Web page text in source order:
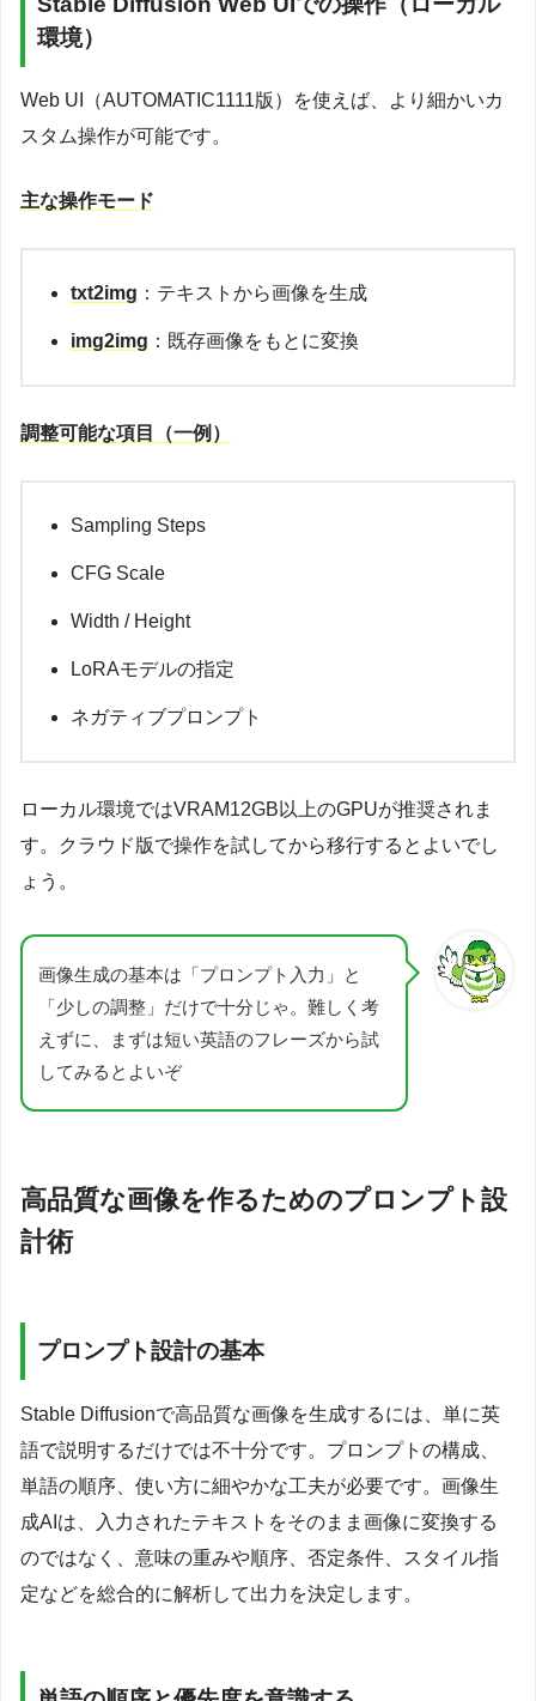
環境）
Web UI（AUTOMATIC1111版）を使えば、より細かいカ
スタム操作が可能です。
主な操作モード
txt2img ：テキストから画像を生成
img2img ：既存画像をもとに変換
調整可能な項目（一例）
Sampling Steps
CFG Scale
Width / Height
LoRAモデルの指定
ネガティブプロンプト
ローカル環境ではVRAM12GB以上のGPUが推奨されま
す。クラウド版で操作を試してから移行するとよいでし
ょう。
画像生成の基本は「プロンプト入力」と
「少しの調整」だけで十分じゃ。難しく考
えずに、まずは短い英語のフレーズから試
してみるとよいぞ
高品質な画像を作るためのプロンプト設
計術
プロンプト設計の基本
Stable Diffusionで高品質な画像を生成するには、単に英
語で説明するだけでは不十分です。プロンプトの構成、
単語の順序、使い方に細やかな工夫が必要です。画像生
成AIは、入力されたテキストをそのまま画像に変換する
のではなく、意味の重みや順序、否定条件、スタイル指
定などを総合的に解析して出力を決定します。